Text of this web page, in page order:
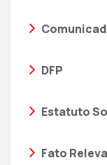
DFP
Estatuto
Fato